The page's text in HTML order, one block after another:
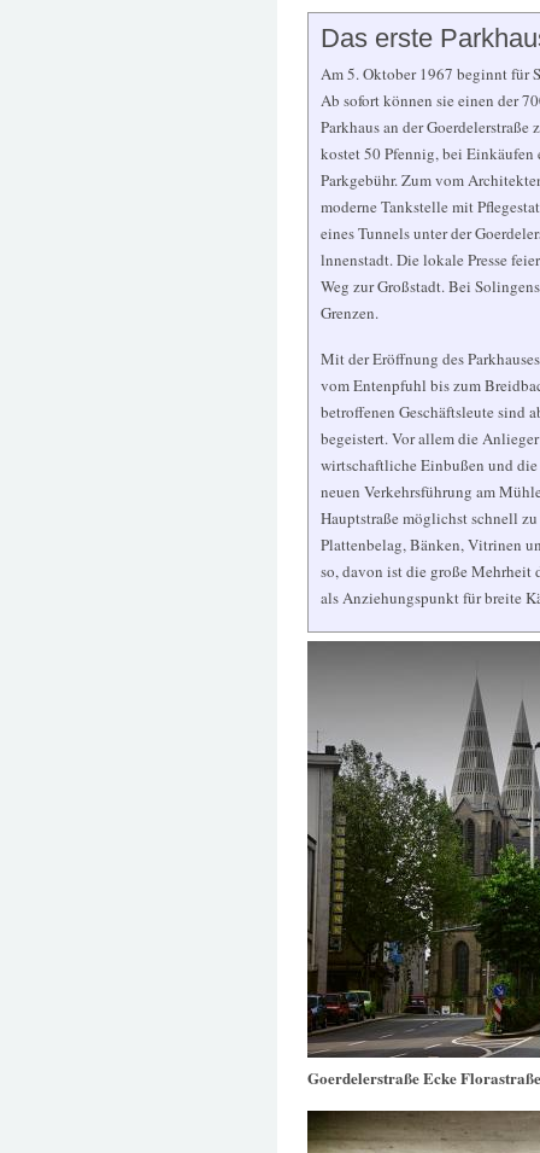
Das erste
Am 5. Oktober 1967 beginnt für
Ab sofort können sie einen der
Parkhaus an der
kostet 50 Pfennig, bei Einkäufen
Parkgebühr. Zum vom
moderne Tankstelle mit
eines Tunnels unter der
lnnenstadt. Die lokale Presse
Weg zur Großstadt. Bei
Grenzen.
Mit der Eröffnung des
vom Entenpfuhl bis zum
betroffenen Geschäftsleute sind
begeistert. Vor allem die
wirtschaftliche Einbußen und die
neuen Verkehrsführung am
Hauptstraße möglichst schnell
Plattenbelag, Bänken, Vitrinen
so, davon ist die große Mehrheit
als Anziehungspunkt für breite
Goerdelerstraße Ecke